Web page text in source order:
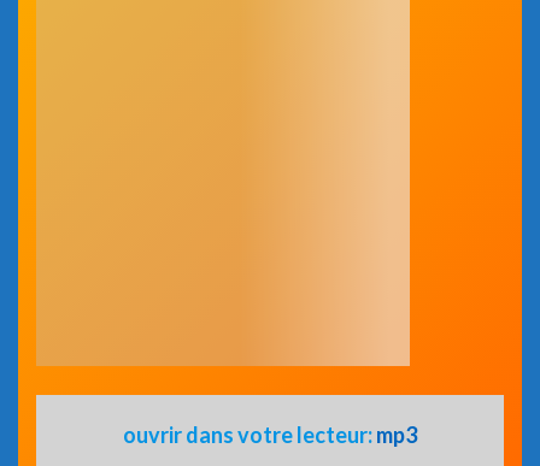
ouvrir dans votre lecteur:mp3